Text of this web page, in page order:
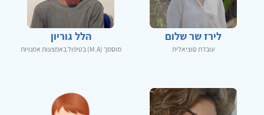
לירז שר שלום
עובדת סוציאלית
הלל גוריון
מוסמך (M.A) בטיפול באמצעות אמנויות